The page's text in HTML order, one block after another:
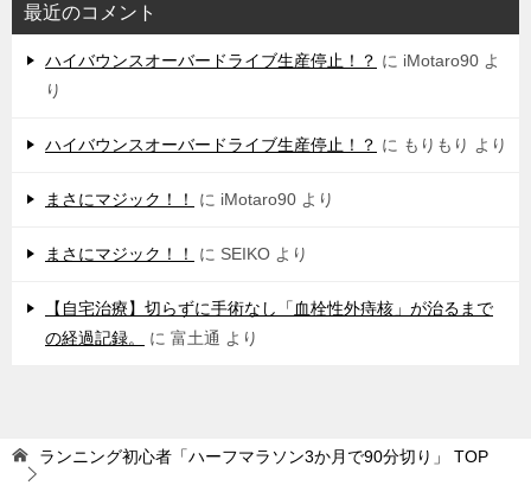
最近のコメント
ハイバウンスオーバードライブ生産停止！？ に iMotaro90 よ
り
ハイバウンスオーバードライブ生産停止！？ に もりもり より
まさにマジック！！ に iMotaro90 より
まさにマジック！！ に SEIKO より
【自宅治療】切らずに手術なし「血栓性外痔核」が治るまで
の経過記録。
に 富土通 より
ランニング初心者「ハーフマラソン3か月で90分切り」 TOP